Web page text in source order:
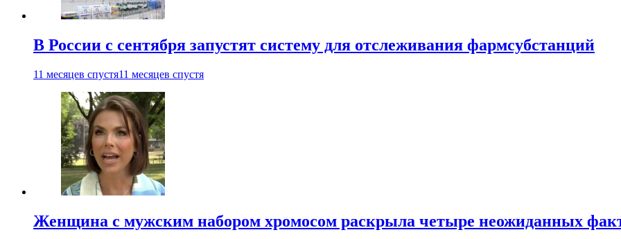
В России с сентября запустят систему для отслеживания фармсубстанций
11 месяцев спустя11 месяцев спустя
Женщина с мужским набором хромосом раскрыла четыре неожиданных